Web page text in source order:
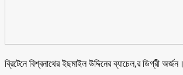
ব্রিটেনে বিশ্বনাথের ইছমাইল উদ্দিনের ব্যাচেল,র ডিগ্রী অর্জন।